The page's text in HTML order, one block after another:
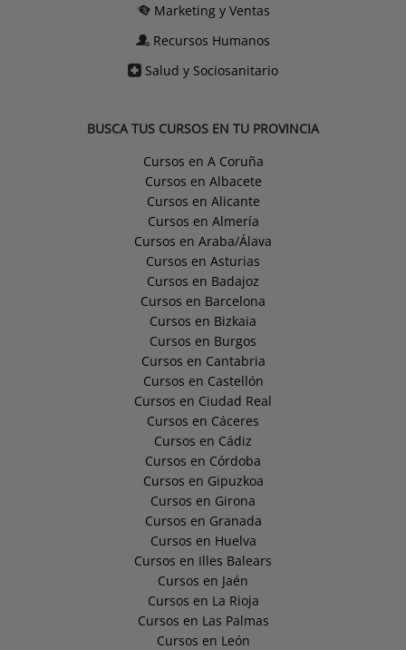
Marketing y Ventas
Recursos Humanos
Salud y Sociosanitario
BUSCA TUS CURSOS EN TU PROVINCIA
Cursos en A Coruña
Cursos en Albacete
Cursos en Alicante
Cursos en Almería
Cursos en Araba/Álava
Cursos en Asturias
Cursos en Badajoz
Cursos en Barcelona
Cursos en Bizkaia
Cursos en Burgos
Cursos en Cantabria
Cursos en Castellón
Cursos en Ciudad Real
Cursos en Cáceres
Cursos en Cádiz
Cursos en Córdoba
Cursos en Gipuzkoa
Cursos en Girona
Cursos en Granada
Cursos en Huelva
Cursos en Illes Balears
Cursos en Jaén
Cursos en La Rioja
Cursos en Las Palmas
Cursos en León